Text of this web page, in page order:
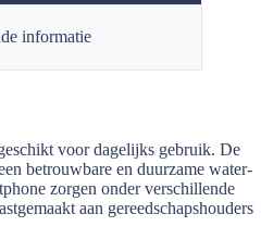
informatie
voor dagelijks gebruik. De
betrouwbare en duurzame water-
zorgen onder verschillende
aan gereedschapshouders